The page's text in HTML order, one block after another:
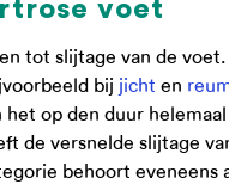
voet
tot slijtage van de
bij jicht en
het op den duur
de versnelde slijtage
behoort